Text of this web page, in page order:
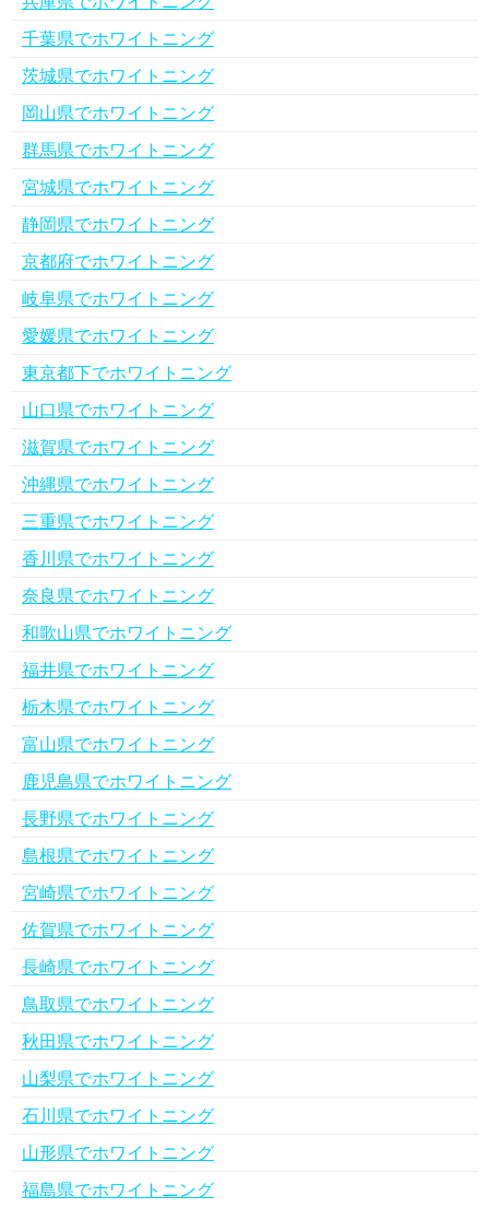
千葉県でホワイトニング
茨城県でホワイトニング
岡山県でホワイトニング
群馬県でホワイトニング
宮城県でホワイトニング
静岡県でホワイトニング
京都府でホワイトニング
岐阜県でホワイトニング
愛媛県でホワイトニング
東京都下でホワイトニング
山口県でホワイトニング
滋賀県でホワイトニング
沖縄県でホワイトニング
三重県でホワイトニング
香川県でホワイトニング
奈良県でホワイトニング
和歌山県でホワイトニング
福井県でホワイトニング
栃木県でホワイトニング
富山県でホワイトニング
鹿児島県でホワイトニング
長野県でホワイトニング
島根県でホワイトニング
宮崎県でホワイトニング
佐賀県でホワイトニング
長崎県でホワイトニング
鳥取県でホワイトニング
秋田県でホワイトニング
山梨県でホワイトニング
石川県でホワイトニング
山形県でホワイトニング
福島県でホワイトニング